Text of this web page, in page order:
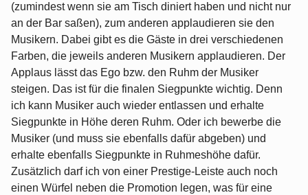
(zumindest wenn sie am Tisch diniert haben und nicht nur
an der Bar saßen), zum anderen applaudieren sie den
Musikern. Dabei gibt es die Gäste in drei verschiedenen
Farben, die jeweils anderen Musikern applaudieren. Der
Applaus lässt das Ego bzw. den Ruhm der Musiker
steigen. Das ist für die finalen Siegpunkte wichtig. Denn
ich kann Musiker auch wieder entlassen und erhalte
Siegpunkte in Höhe deren Ruhm. Oder ich bewerbe die
Musiker (und muss sie ebenfalls dafür abgeben) und
erhalte ebenfalls Siegpunkte in Ruhmeshöhe dafür.
Zusätzlich darf ich von einer Prestige-Leiste auch noch
einen Würfel neben die Promotion legen, was für eine